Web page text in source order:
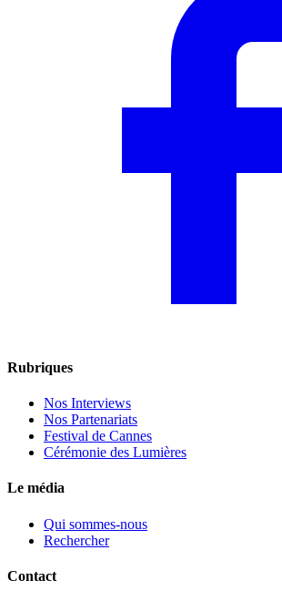
Rubriques
Nos Interviews
Nos Partenariats
Festival de Cannes
Cérémonie des Lumières
Le média
Qui sommes-nous
Rechercher
Contact